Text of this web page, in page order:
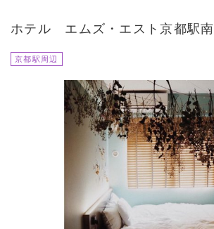
ホテル エムズ・エスト京都駅南
京都駅周辺